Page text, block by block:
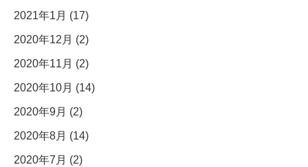
2021年1月 (17)
2020年12月 (2)
2020年11月 (2)
2020年10月 (14)
2020年9月 (2)
2020年8月 (14)
2020年7月 (2)